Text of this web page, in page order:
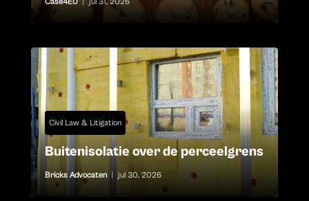
Civil Law & Litigation
Buitenisolatie over de perceelgrens
Bricks Advocaten jul 30, 2026